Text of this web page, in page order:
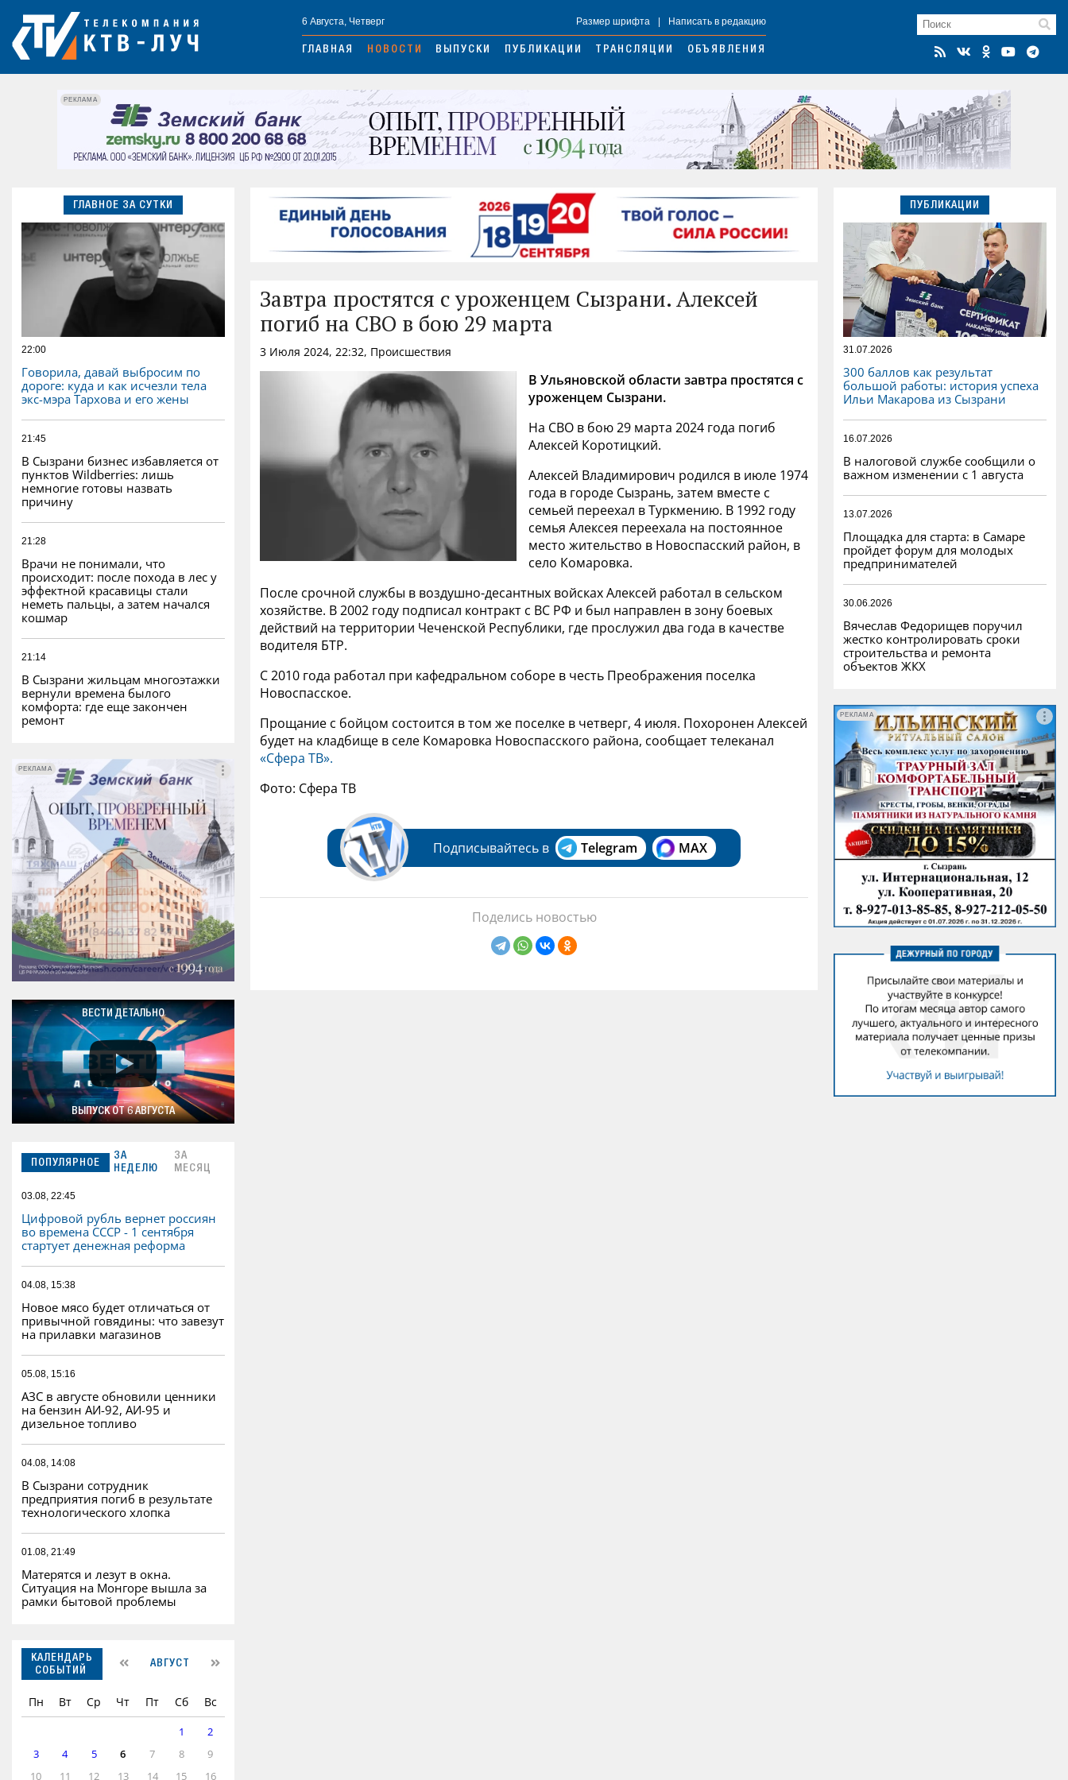
6 Августа, Четверг Размер шрифта Написать в редакцию
ГЛАВНАЯ НОВОСТИ ВЫПУСКИ ПУБЛИКАЦИИ ТРАНСЛЯЦИИ ОБЪЯВЛЕНИЯ
РЕКЛАМА
ГЛАВНОЕ ЗА СУТКИ
22:00
Говорила, давай выбросим по
дороге: куда и как исчезли тела
экс-мэра Тархова и его жены
21:45
В Сызрани бизнес избавляется от
пунктов Wildberries: лишь
немногие готовы назвать
причину
21:28
Врачи не понимали, что
происходит: после похода в лес у
эффектной красавицы стали
неметь пальцы, а затем начался
кошмар
21:14
В Сызрани жильцам многоэтажки
вернули времена былого
комфорта: где еще закончен
ремонт
РЕКЛАМА
РЕКЛАМА
ВЕСТИ ДЕТАЛЬНО
ВЫПУСК ОТ 6 АВГУСТА
ПОПУЛЯРНОЕ
ЗА
НЕДЕЛЮ
ЗА
МЕСЯЦ
03.08, 22:45
Цифровой рубль вернет россиян
во времена СССР - 1 сентября
стартует денежная реформа
04.08, 15:38
Новое мясо будет отличаться от
привычной говядины: что завезут
на прилавки магазинов
05.08, 15:16
АЗС в августе обновили ценники
на бензин АИ-92, АИ-95 и
дизельное топливо
04.08, 14:08
В Сызрани сотрудник
предприятия погиб в результате
технологического хлопка
01.08, 21:49
Матерятся и лезут в окна.
Ситуация на Монгоре вышла за
рамки бытовой проблемы
КАЛЕНДАРЬ
СОБЫТИЙ
АВГУСТ
Пн Вт Ср Чт Пт Сб Вс
1
2
3
4 5 6 7 8
9
10
11 12 13 14 15 16
Завтра простятся с уроженцем Сызрани. Алексей
погиб на СВО в бою 29 марта
3 Июля 2024, 22:32, Происшествия
В Ульяновской области завтра простятся с
уроженцем Сызрани.
На СВО в бою 29 марта 2024 года погиб
Алексей Коротицкий.
Алексей Владимирович родился в июле 1974
года в городе Сызрань, затем вместе с
семьей переехал в Туркмению. В 1992 году
семья Алексея переехала на постоянное
место жительство в Новоспасский район, в
село Комаровка.
После срочной службы в воздушно-десантных войсках Алексей работал в сельском
хозяйстве. В 2002 году подписал контракт с ВС РФ и был направлен в зону боевых
действий на территории Чеченской Республики, где прослужил два года в качестве
водителя БТР.
С 2010 года работал при кафедральном соборе в честь Преображения поселка
Новоспасское.
Прощание с бойцом состоится в том же поселке в четверг, 4 июля. Похоронен Алексей
будет на кладбище в селе Комаровка Новоспасского района, сообщает телеканал
«Сфера ТВ».
Фото: Сфера ТВ
Подписывайтесь в Telegram MAX
Поделись новостью
ПУБЛИКАЦИИ
31.07.2026
300 баллов как результат
большой работы: история успеха
Ильи Макарова из Сызрани
16.07.2026
В налоговой службе сообщили о
важном изменении с 1 августа
13.07.2026
Площадка для старта: в Самаре
пройдет форум для молодых
предпринимателей
30.06.2026
Вячеслав Федорищев поручил
жестко контролировать сроки
строительства и ремонта
объектов ЖКХ
РЕКЛАМА